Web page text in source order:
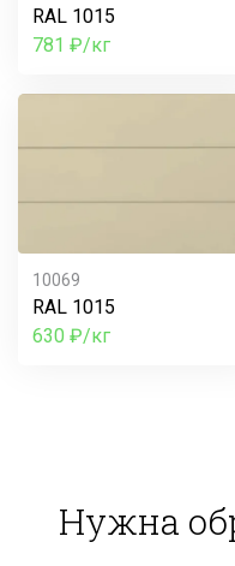
RAL 1015
781 ₽/кг
10069
RAL 1015
630 ₽/кг
Нужна